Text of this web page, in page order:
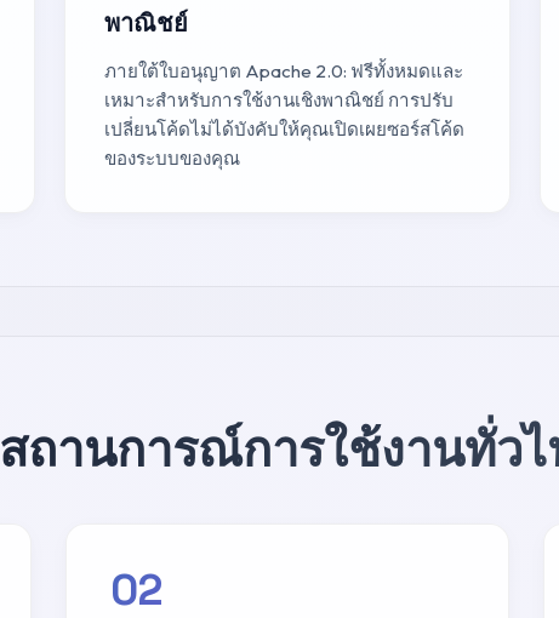
พาณิชย์
ภายใต้ใบอนุญาต Apache 2.0: ฟรีทั้งหมดและ
เหมาะสำหรับการใช้งานเชิงพาณิชย์ การปรับ
เปลี่ยนโค้ดไม่ได้บังคับให้คุณเปิดเผยซอร์สโค้ด
ของระบบของคุณ
สถานการณ์การใช้งานทั่ว
02